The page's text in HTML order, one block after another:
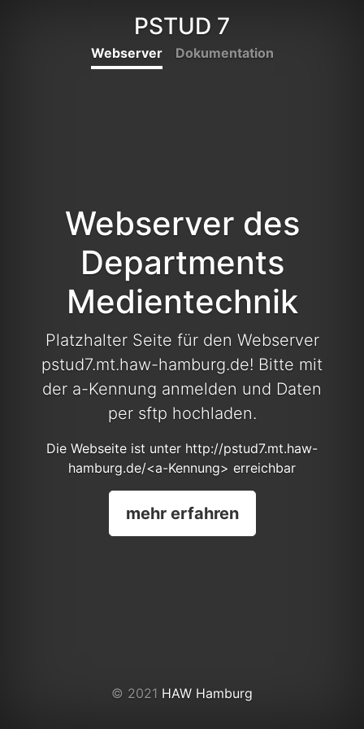
PSTUD 7
Webserver Dokumentation
Webserver des
Departments
Medientechnik
Platzhalter Seite für den Webserver
pstud7.mt.haw-hamburg.de! Bitte mit
der a-Kennung anmelden und Daten
per sftp hochladen.
Die Webseite ist unter http://pstud7.mt.haw-
hamburg.de/<a-Kennung> erreichbar
mehr erfahren
© 2021 HAW Hamburg